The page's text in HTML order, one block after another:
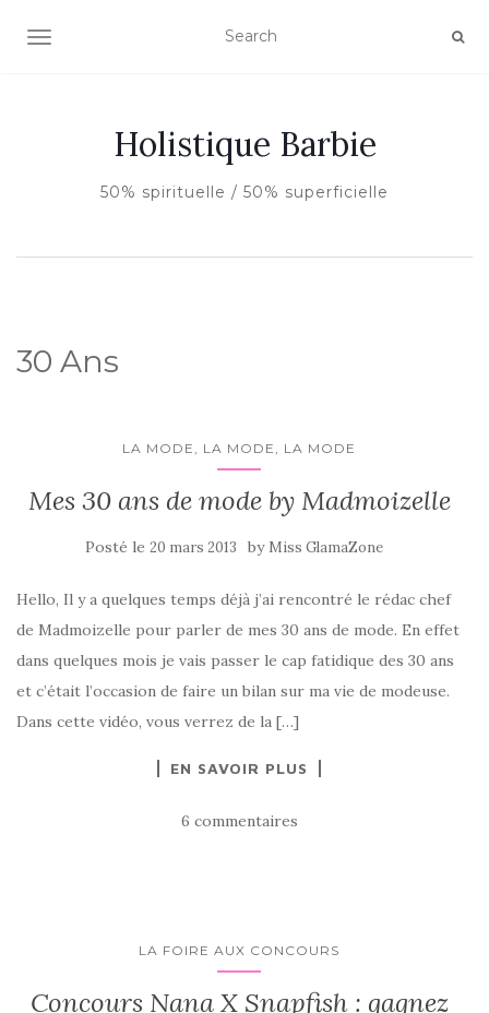
AFFICHER/MASQUER LA NAVIGATION
Holistique Barbie
50% spirituelle / 50% superficielle
30 Ans
LA MODE, LA MODE, LA MODE
Mes 30 ans de mode by Madmoizelle
Posté le 20 mars 2013 by Miss GlamaZone
Hello, Il y a quelques temps déjà j’ai rencontré le rédac chef
de Madmoizelle pour parler de mes 30 ans de mode. En effet
dans quelques mois je vais passer le cap fatidique des 30 ans
et c’était l’occasion de faire un bilan sur ma vie de modeuse.
Dans cette vidéo, vous verrez de la […]
EN SAVOIR PLUS
6 commentaires
LA FOIRE AUX CONCOURS
Concours Nana X Snapfish : gagnez